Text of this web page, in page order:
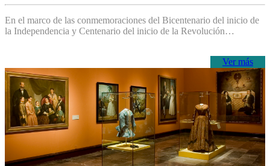
En el marco de las conmemoraciones del Bicentenario del inicio de
la Independencia y Centenario del inicio de la Revolución…
Ver más